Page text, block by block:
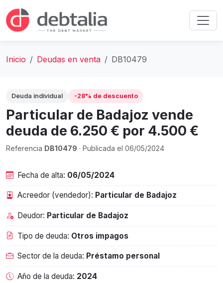
Inicio Deudas en venta DB10479
Deuda individual -28% de descuento
Particular de Badajoz vende
deuda de 6.250 € por 4.500 €
Referencia DB10479 · Publicada el 06/05/2024
Fecha de alta: 06/05/2024
Acreedor (vendedor): Particular de Badajoz
Deudor: Particular de Badajoz
Tipo de deuda: Otros impagos
Sector de la deuda: Préstamo personal
Año de la deuda: 2024